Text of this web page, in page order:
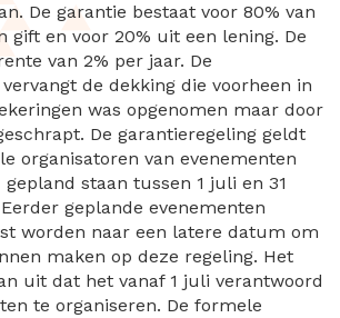
De garantie bestaat voor 80% van
gift en voor 20% uit een lening. De
van 2% per jaar. De
de dekking die voorheen in
was opgenomen maar door
De garantieregeling geldt
organisatoren van evenementen
staan tussen 1 juli en 31
geplande evenementen
worden naar een latere datum om
maken op deze regeling. Het
uit dat het vanaf 1 juli verantwoord
te organiseren. De formele